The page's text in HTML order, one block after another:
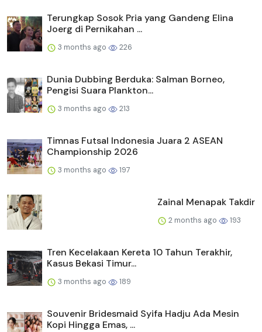
Terungkap Sosok Pria yang Gandeng Elina
Joerg di Pernikahan ...
3 months ago 226
Dunia Dubbing Berduka: Salman Borneo,
Pengisi Suara Plankton...
3 months ago 213
Timnas Futsal Indonesia Juara 2 ASEAN
Championship 2026
3 months ago 197
Zainal Menapak Takdir
2 months ago 193
Tren Kecelakaan Kereta 10 Tahun Terakhir,
Kasus Bekasi Timur...
3 months ago 189
Souvenir Bridesmaid Syifa Hadju Ada Mesin
Kopi Hingga Emas, ...